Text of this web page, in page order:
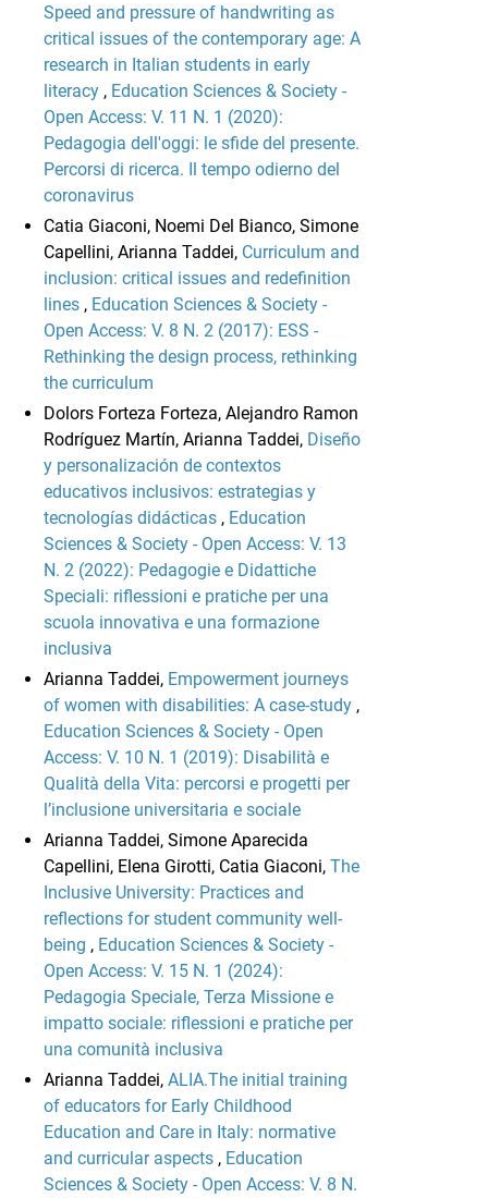
Speed and pressure of handwriting as
critical issues of the contemporary age: A
research in Italian students in early
literacy , Education Sciences & Society -
Open Access: V. 11 N. 1 (2020):
Pedagogia dell'oggi: le sfide del presente.
Percorsi di ricerca. Il tempo odierno del
coronavirus
Catia Giaconi, Noemi Del Bianco, Simone
Capellini, Arianna Taddei, Curriculum and
inclusion: critical issues and redefinition
lines , Education Sciences & Society -
Open Access: V. 8 N. 2 (2017): ESS -
Rethinking the design process, rethinking
the curriculum
Dolors Forteza Forteza, Alejandro Ramon
Rodríguez Martín, Arianna Taddei, Diseño
y personalización de contextos
educativos inclusivos: estrategias y
tecnologías didácticas , Education
Sciences & Society - Open Access: V. 13
N. 2 (2022): Pedagogie e Didattiche
Speciali: riflessioni e pratiche per una
scuola innovativa e una formazione
inclusiva
Arianna Taddei, Empowerment journeys
of women with disabilities: A case-study ,
Education Sciences & Society - Open
Access: V. 10 N. 1 (2019): Disabilità e
Qualità della Vita: percorsi e progetti per
l’inclusione universitaria e sociale
Arianna Taddei, Simone Aparecida
Capellini, Elena Girotti, Catia Giaconi, The
Inclusive University: Practices and
reflections for student community well-
being , Education Sciences & Society -
Open Access: V. 15 N. 1 (2024):
Pedagogia Speciale, Terza Missione e
impatto sociale: riflessioni e pratiche per
una comunità inclusiva
Arianna Taddei, ALIA.The initial training
of educators for Early Childhood
Education and Care in Italy: normative
and curricular aspects , Education
Sciences & Society - Open Access: V. 8 N.